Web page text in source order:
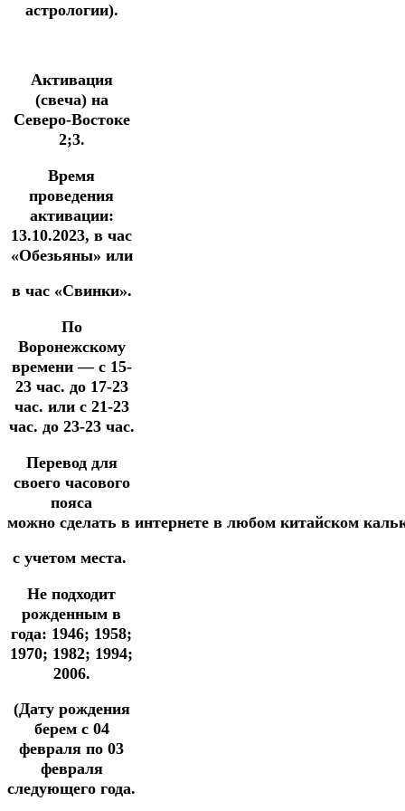
астрологии).
Активация
(свеча) на
Северо-Востоке
2;3.
Время
проведения
активации:
13.10.2023, в час
«Обезьяны» или
в час «Свинки».
По
Воронежскому
времени — с 15-
23 час. до 17-23
час. или с 21-23
час. до 23-23 час.
Перевод для
своего часового
пояса
можно сделать в интернете в любом китайском
с учетом места.
Не подходит
рожденным в
года: 1946; 1958;
1970; 1982; 1994;
2006.
(Дату рождения
берем с 04
февраля по 03
февраля
следующего года.